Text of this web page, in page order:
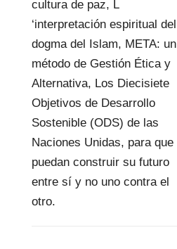
cultura de paz, L
‘interpretación espiritual del
dogma del Islam, META: un
método de Gestión Ética y
Alternativa, Los Diecisiete
Objetivos de Desarrollo
Sostenible (ODS) de las
Naciones Unidas, para que
puedan construir su futuro
entre sí y no uno contra el
otro.